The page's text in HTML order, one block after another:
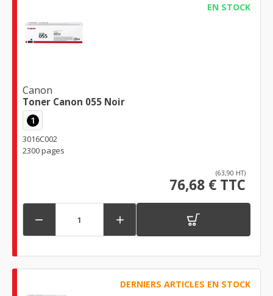
EN STOCK
Canon
Toner Canon 055 Noir
1
3016C002
2300 pages
(63,90 HT)
76,68 € TTC
 
DERNIERS ARTICLES EN STOCK